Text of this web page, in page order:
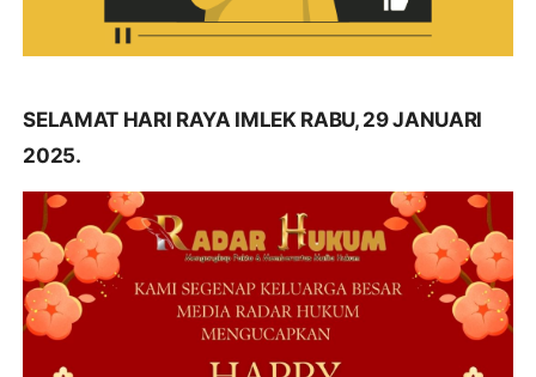
SELAMAT HARI RAYA IMLEK RABU, 29 JANUARI
2025.